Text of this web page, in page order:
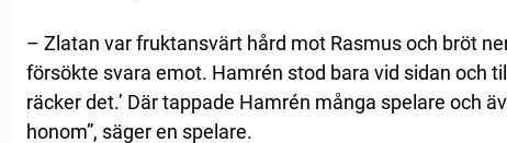
– Zlatan var fruktansvärt hård mot Rasmus och bröt
försökte svara emot. Hamrén stod bara vid sidan och
räcker det.’ Där tappade Hamrén många spelare och
honom”, säger en spelare.